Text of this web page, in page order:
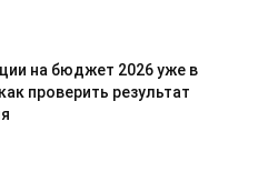
на бюджет 2026 уже в
проверить результат